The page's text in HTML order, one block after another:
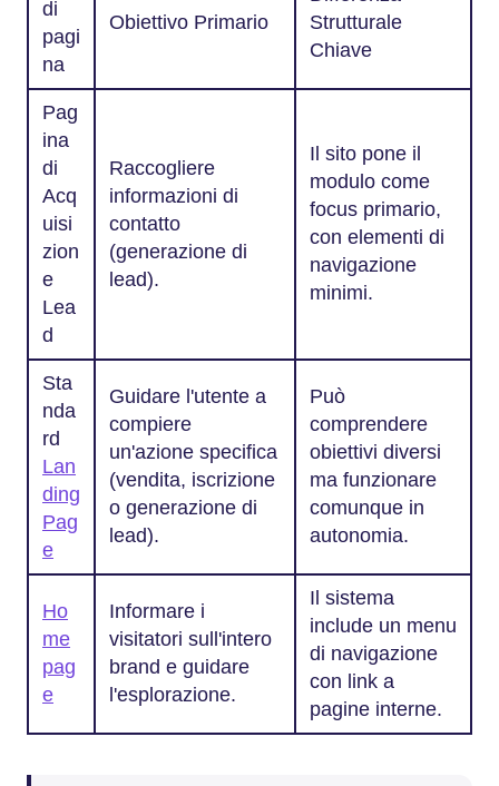
di
pagi
na
Obiettivo Primario
Strutturale
Chiave
Pag
ina
di
Acq
uisi
zion
e
Lea
d
Raccogliere
informazioni di
contatto
(generazione di
lead).
Il sito pone il
modulo come
focus primario,
con elementi di
navigazione
minimi.
Sta
nda
rd
Lan
ding
Pag
e
Guidare l'utente a
compiere
un'azione specifica
(vendita, iscrizione
o generazione di
lead).
Può
comprendere
obiettivi diversi
ma funzionare
comunque in
autonomia.
Ho
me
pag
e
Informare i
visitatori sull'intero
brand e guidare
l'esplorazione.
Il sistema
include un menu
di navigazione
con link a
pagine interne.